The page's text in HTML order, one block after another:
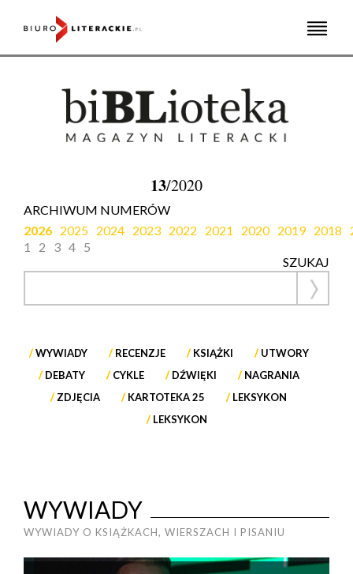
13/2020
ARCHIWUM NUMERÓW
2026 2025 2024 2023 2022 2021 2020 2019 2018
1
2 3 4 5
SZUKAJ
WYWIADY RECENZJE KSIĄŻKI
UTWORY
DEBATY
CYKLE DŹWIĘKI
NAGRANIA
ZDJĘCIA
KARTOTEKA 25
LEKSYKON
LEKSYKON
WYWIADY
WYWIADY O KSIĄŻKACH, WIERSZACH I PISANIU